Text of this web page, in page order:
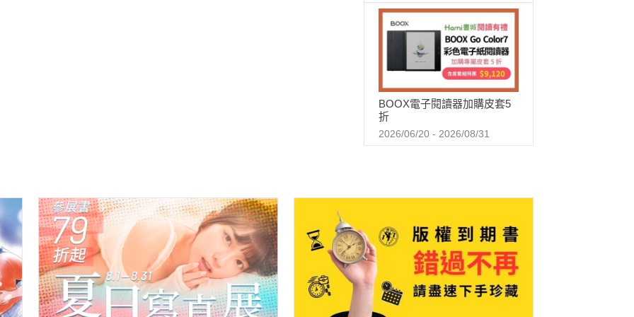
BOOX電子閱讀器加購皮套5
折
2026/06/20 - 2026/08/31